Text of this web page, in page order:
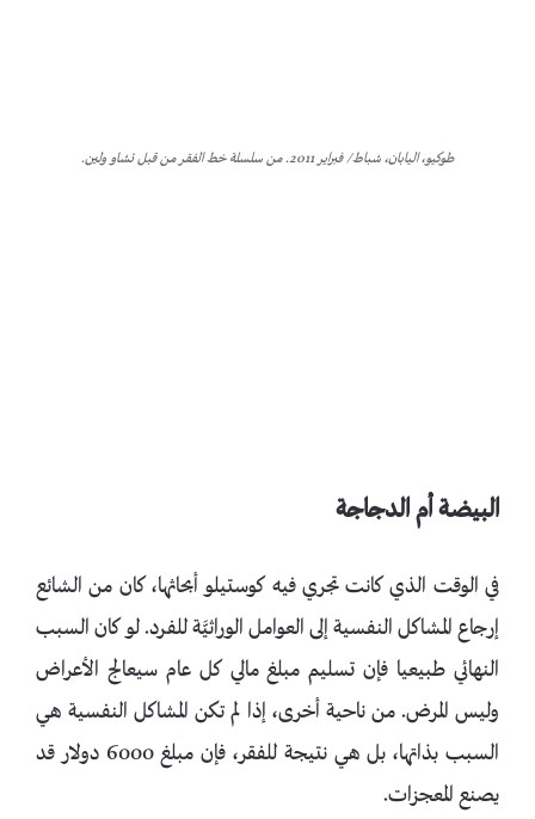
طوكيو، اليابان، شباط/ فبراير 2011. من سلسلة خط الفقر من قبل تشاو ولين.
البيضة أم الدجاجة
في الوقت الذي كانت تجري فيه كوستيلو أبحاثها، كان من الشائع
إرجاع المشاكل النفسية إلى العوامل الوراثيَّة للفرد. لو كان السبب
النهائي طبيعيا فإن تسليم مبلغ مالي كل عام سيعالج الأعراض
وليس المرض. من ناحية أخرى، إذا لم تكن المشاكل النفسية هي
السبب بذاتها، بل هي نتيجة للفقر، فإن مبلغ 6000 دولار قد
يصنع المعجزات.